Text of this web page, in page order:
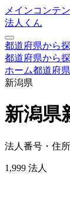
メインコンテ
法人くん
都道府県から
都道府県から
ホーム都道府
新潟県
新潟県
法人番号・住
1,999 法人